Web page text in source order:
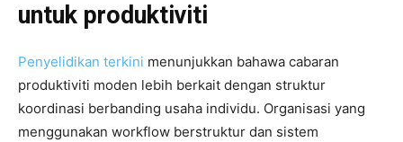
untuk produktiviti
Penyelidikan terkini menunjukkan bahawa cabaran
produktiviti moden lebih berkait dengan struktur
koordinasi berbanding usaha individu. Organisasi yang
menggunakan workflow berstruktur dan sistem